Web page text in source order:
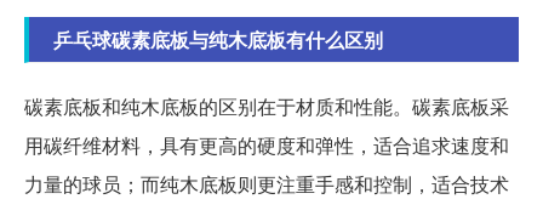
乒乓球碳素底板与纯木底板有什么区别
碳素底板和纯木底板的区别在于材质和性能。碳素底板采
用碳纤维材料，具有更高的硬度和弹性，适合追求速度和
力量的球员；而纯木底板则更注重手感和控制，适合技术